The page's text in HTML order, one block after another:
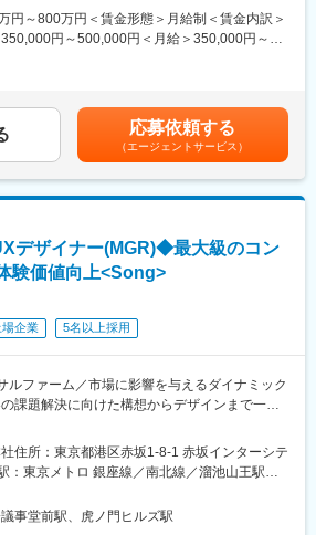
ネスとつながるテストパターンの検討」「ア
がるデータ構造の検討」といった、三位一体
ナリティクスのスキルを両輪で磨いた後は、ご
に応じた多様なキャリアパスがございます。た
でコンサルタントやビジネスプロデューサー
ィクスチームで分析基盤をデザインしていく
関心ある分野でプロフェッショナルを目指す
定める業務
トフォームの設計、開発、および導入
操作指導
案
は提案の上流工程から携われ、導入後の効果
幅広く関わるため、エンジニアとしてのスキ
ことができます。また、世界シェアNo.1
ベースにしたシステム開発を行っていますの
と経験を積むことができます。
、デジタル活用による生産性向上と迅速な市
ています。そうした環境下で、わたしたちブ
トのビジネス成長を後押ししています。
ったなしの「DX推進」のための人材育成。営
ーするマーケティング、営業、カスタマーサク
いて研修・コーチングを提供し、アジャイル
円～800万円＜賃金形態＞月給制＜賃金内訳＞
円～500,000円＜月給＞350,000円～
も目安の金額であり、選考を通じて上下する可
給(月額)は固定手当を含めた表記です。
応募依頼する
（エージェントサービス）
デザイナー(MGR)◆最大級のコン
験価値向上<Song>
場企業 5名以上採用
ルファーム／市場に影響を与えるダイナミック
課題解決に向けた構想からデザインまで一貫
等大手toC企業へのご支援も多数
ト×残業抑制施策×有給取得率は85％】と働き
：
住所：東京都港区赤坂1-8-1 赤坂インターシテ
：東京メトロ 銀座線／南北線／溜池山王駅受
全面禁煙変更の範囲：会社の定める事業所（リ
事堂前駅、虎ノ門ヒルズ駅